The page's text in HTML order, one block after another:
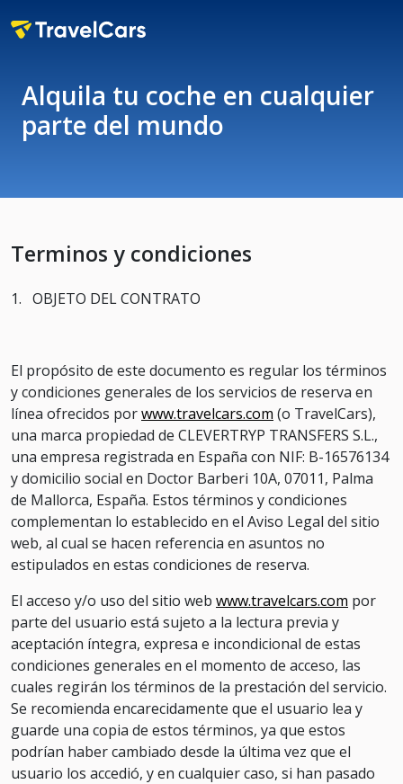
Alquila tu coche en cualquier
parte del mundo
Terminos y condiciones
1. OBJETO DEL CONTRATO
El propósito de este documento es regular los términos
y condiciones generales de los servicios de reserva en
línea ofrecidos porwww.travelcars.com (o TravelCars),
una marca propiedad de CLEVERTRYP TRANSFERS S.L.,
una empresa registrada en España con NIF: B-16576134
y domicilio social en Doctor Barberi 10A, 07011, Palma
de Mallorca, España. Estos términos y condiciones
complementan lo establecido en el Aviso Legal del sitio
web, al cual se hacen referencia en asuntos no
estipulados en estas condiciones de reserva.
El acceso y/o uso del sitio web www.travelcars.com por
parte del usuario está sujeto a la lectura previa y
aceptación íntegra, expresa e incondicional de estas
condiciones generales en el momento de acceso, las
cuales regirán los términos de la prestación del servicio.
Se recomienda encarecidamente que el usuario lea y
guarde una copia de estos términos, ya que estos
podrían haber cambiado desde la última vez que el
usuario los accedió, y en cualquier caso, si han pasado